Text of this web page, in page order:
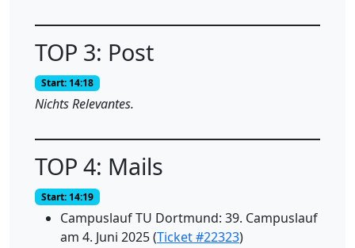
TOP 3: Post
Start: 14:18
Nichts Relevantes.
TOP 4: Mails
Start: 14:19
Campuslauf TU Dortmund: 39. Campuslauf
am 4. Juni 2025 (Ticket #22323)